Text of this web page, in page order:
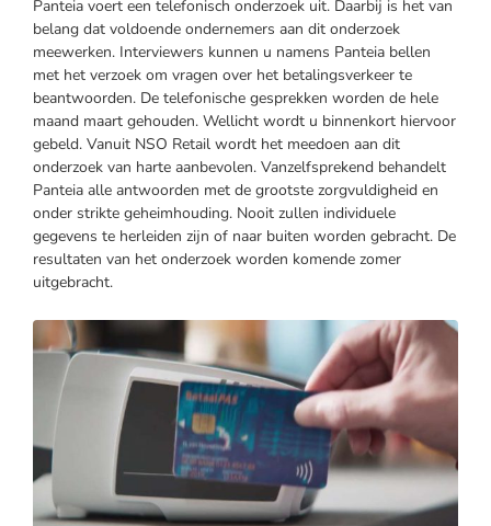
Panteia voert een telefonisch onderzoek uit. Daarbij is het van
belang dat voldoende ondernemers aan dit onderzoek
meewerken. Interviewers kunnen u namens Panteia bellen
met het verzoek om vragen over het betalingsverkeer te
beantwoorden. De telefonische gesprekken worden de hele
maand maart gehouden. Wellicht wordt u binnenkort hiervoor
gebeld. Vanuit NSO Retail wordt het meedoen aan dit
onderzoek van harte aanbevolen. Vanzelfsprekend behandelt
Panteia alle antwoorden met de grootste zorgvuldigheid en
onder strikte geheimhouding. Nooit zullen individuele
gegevens te herleiden zijn of naar buiten worden gebracht. De
resultaten van het onderzoek worden komende zomer
uitgebracht.